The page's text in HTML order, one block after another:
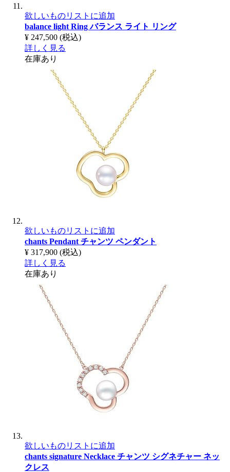
欲しいものリストに追加
balance light Ringバランス ライト リング
¥ 247,500 (税込)
詳しく見る
在庫あり
欲しいものリストに追加
chants Pendant チャンツ ペンダント
¥ 317,900 (税込)
詳しく見る
在庫あり
欲しいものリストに追加
chants signature Necklace チャンツ シグネチャー ネッ
クレス